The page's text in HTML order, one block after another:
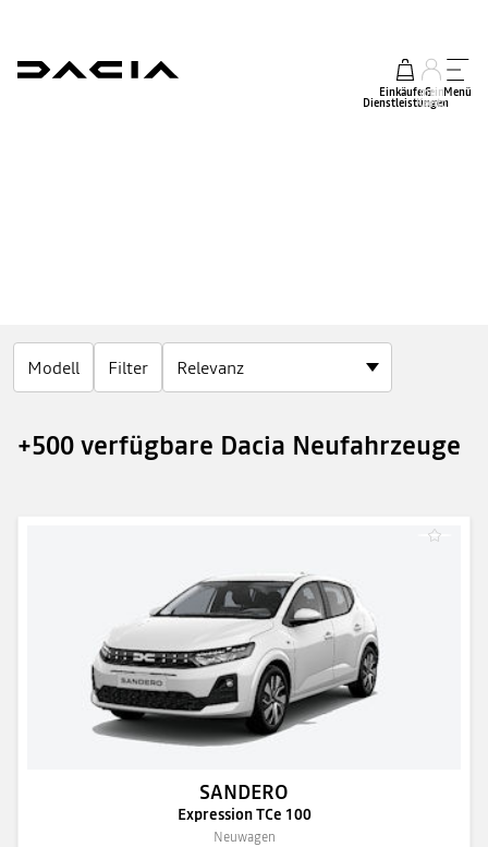
Einkäufe &
Dienstleistungen
mein
Konto
Menü
Modell Filter
+500 verfügbare Dacia Neufahrzeuge
SANDERO
Expression TCe 100
Neuwagen